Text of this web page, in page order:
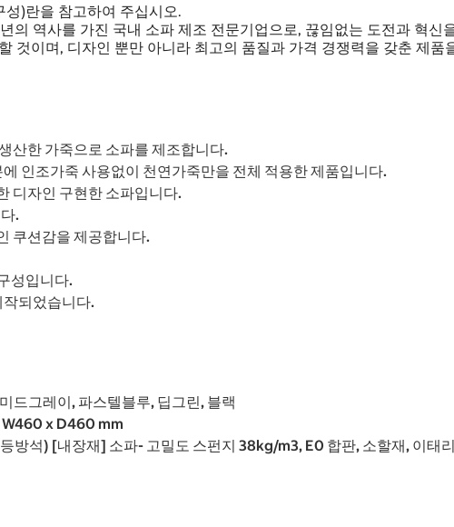
)란을 참고하여 주십시오.
의 역사를 가진 국내 소파 제조 전문기업으로, 끊임없는 도전과 혁신
것이며, 디자인 뿐만 아니라 최고의 품질과 가격 경쟁력을 갖춘 제품
산한 가죽으로 소파를 제조합니다.
인조가죽 사용없이 천연가죽만을 전체 적용한 제품입니다.
디자인 구현한 소파입니다.
.
쿠션감을 제공합니다.
성입니다.
작되었습니다.
드그레이, 파스텔블루, 딥그린, 블랙
x D460 mm
방석) [내장재] 소파- 고밀도 스펀지 38kg/m3, E0 합판, 소할재, 이태